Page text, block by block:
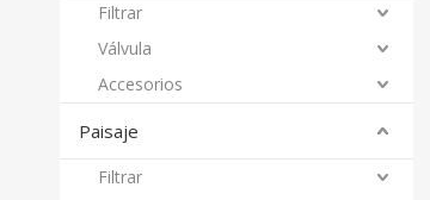
Filtrar
Válvula
Accesorios
Paisaje
Filtrar